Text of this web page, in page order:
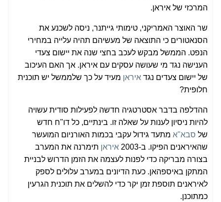
המרכזי של איראן.
שר האוצר האמריקני, טימותי גייתנר, ניסה לשכנע את
הסנאטורים כי התוצאה של מעשיהם תהיה עלייה במחירי
הנפט. הממשל מבקש לעכב בחצי שנה את יישום צעדי
הענישה נגד מי שעושה עסקים עם איראן. אך האם העיכוב
של יישום צעדים נגד איראן מעיד על כך שלממשל יש תוכנית
חלופית?
ההדלפה בדבר אסטרטגיה חדשה לפעילות סודית עשויה
להיות ניסיון לענות על שאלה זו. בינתיים, כל דו"ח חדש
של סבא"א מתעד גידול עקבי בכמות האורניום המועשר
שהאיראנים הפיקו. ב-2003
איראן תימרנה את המערב
בצורה מבריקה כדי לפנות לעצמה את הזמן הדרוש לבניית
המתקן באיספהאן. כעת הדיונים במערב עלולים לספק
לאיראנים תוספת זמן יקר כדי להשלים את תוכנית הגרעין
כמתוכנן.